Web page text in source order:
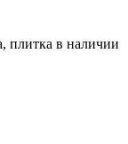
плитка в наличии